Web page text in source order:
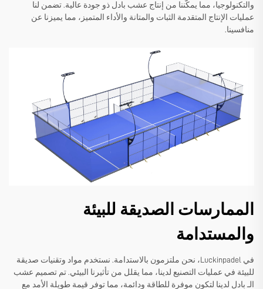
والتكنولوجيا، مما يمكّننا من إنتاج عشب بادل ذو جودة عالية. تضمن لنا
عمليات الإنتاج المتقدمة الثبات والمتانة والأداء المتميز، مما يميزنا عن
منافسينا.
الممارسات الصديقة للبيئة
والمستدامة
في Luckinpadel، نحن ملتزمون بالاستدامة. نستخدم مواد وتقنيات صديقة
للبيئة في عمليات التصنيع لدينا، مما يقلل من تأثيرنا البيئي. تم تصميم عشب
الـ بادل لدينا لتكون موفرة للطاقة ودائمة، مما توفر قيمة طويلة الأمد مع